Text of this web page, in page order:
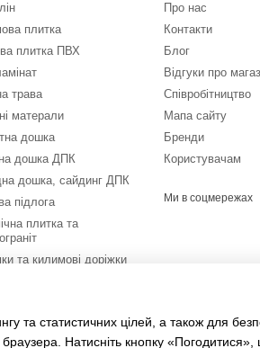
плитка
плитка ПВХ
трава
матерали
дошка
дошка ДПК
дошка, сайдинг ДПК
підлога
плитка та
та килимові доріжки
Про нас
Контакти
Блог
Відгуки про
Співробітництво
Мапа сайту
Бренди
Користувачам
Ми в соцмережах
та статистичних цілей, а також для
Натисніть кнопку «Погодитися»,